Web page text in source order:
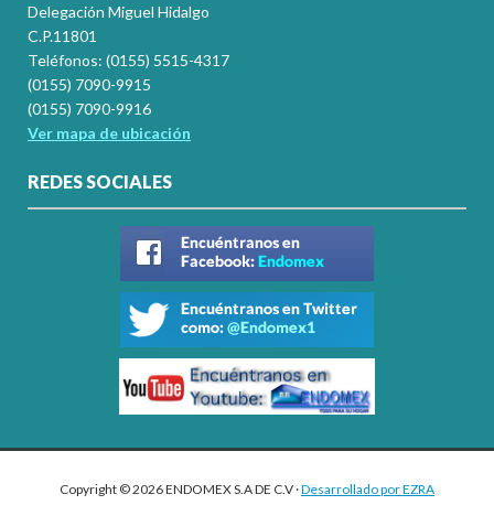
Delegación Miguel Hidalgo
C.P.11801
Teléfonos: (0155) 5515-4317
(0155) 7090-9915
(0155) 7090-9916
Ver mapa de ubicación
REDES SOCIALES
Copyright © 2026 ENDOMEX S.A DE C.V ·Desarrollado por EZRA